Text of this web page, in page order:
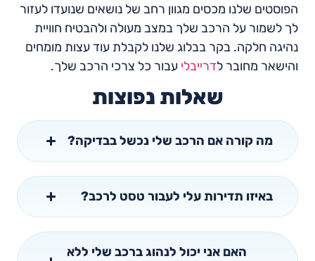
הפוסטים שלנו מכסים מגוון רחב של נושאים שנועדו לעזור
לך לשמור על הרכב שלך במצב מעולה ולהבטיח חוויית
נהיגה חלקה. בקר בבלוג שלנו לקבלת עוד עצות מומחים
והישאר מחובר לדרייבלי עבור כל צרכי הרכב שלך.
שאלות נפוצות
מה קורה אם הרכב שלי נכשל בבדיקה?
באיזו תדירות עלי לעבור טסט לרכב?
האם אני יכול לנהוג ברכב שלי ללא